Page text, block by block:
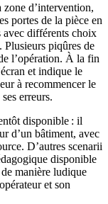
d’intervention,
portes de la pièce en
avec différents choix
Plusieurs piqûres de
l’opération. À la fin
et indique le
à recommencer le
erreurs.
disponible : il
d’un bâtiment, avec
D’autres scenarii
disponible
manière ludique
et son